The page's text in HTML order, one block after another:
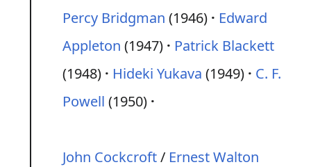
Percy Bridgman (1946)
Edward
Appleton (1947)
Patrick Blackett
(1948)
Hideki Yukava (1949)
C. F.
Powell (1950)
John Cockcroft/ Ernest Walton